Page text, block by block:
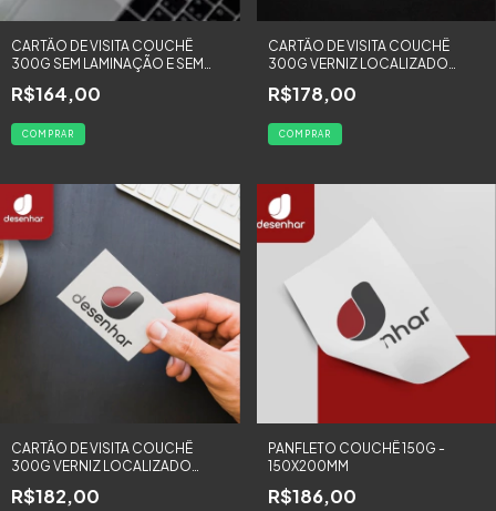
CARTÃO DE VISITA COUCHÊ
300G SEM LAMINAÇÃO E SEM
R$164,00
COMPRAR
CARTÃO DE VISITA COUCHÊ
300G VERNIZ LOCALIZADO
100 UNIDADES
R$178,00
COMPRAR
CARTÃO DE VISITA COUCHÊ
300G VERNIZ LOCALIZADO
FRENTE E VERSO COLORIDA -
250 UNIDADES
R$182,00
PANFLETO COUCHÊ 150G -
150X200MM
R$186,00